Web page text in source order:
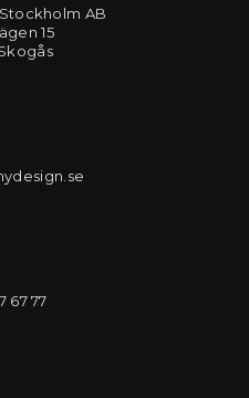
AB
15
67 77